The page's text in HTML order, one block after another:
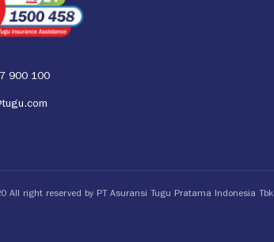
900 100
All right reserved by PT Asuransi Tugu Pratama Indonesia Tbk